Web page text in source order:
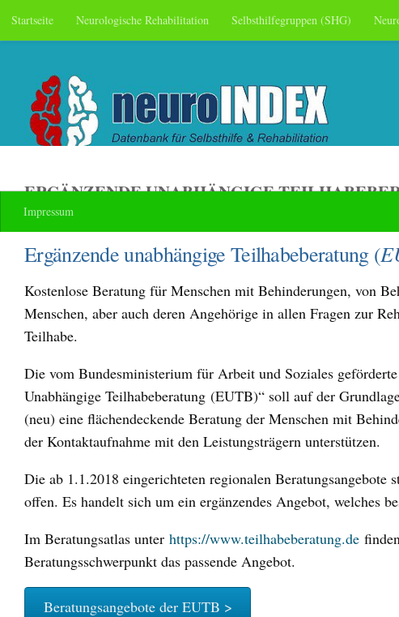
Skip to content
Startseite Neurologische Rehabilitation Selbsthilfegruppen (SHG)
Impressum
ERGÄNZENDE UNABHÄNGIGE
Ergänzende unabhängige Teilhabeberatung (
Kostenlose Beratung für Menschen mit Behinderungen, von
Menschen, aber auch deren Angehörige in allen Fragen zur
Teilhabe.
Die vom Bundesministerium für Arbeit und Soziales geförderte
Unabhängige Teilhabeberatung (EUTB)“ soll auf der
(neu) eine flächendeckende Beratung der Menschen mit
der Kontaktaufnahme mit den Leistungsträgern unterstützen.
Die ab 1.1.2018 eingerichteten regionalen
offen. Es handelt sich um ein ergänzendes Angebot, welches
Im Beratungsatlas unter https://www.teilhabeberatung.de
Beratungsschwerpunkt das passende Angebot.
Beratungsangebote der EUTB >